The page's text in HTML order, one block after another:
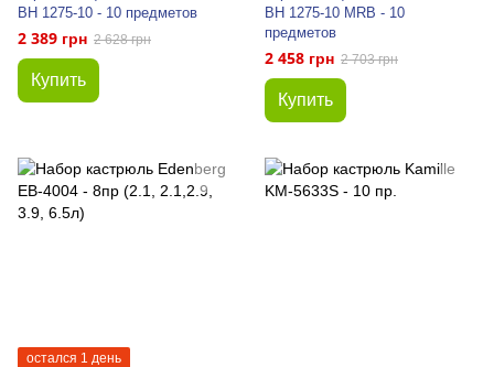
BH 1275-10 - 10 предметов
2 389 грн 2 628 грн
Купить
BH 1275-10 MRB - 10
предметов
2 458 грн 2 703 грн
Купить
остался 1 день